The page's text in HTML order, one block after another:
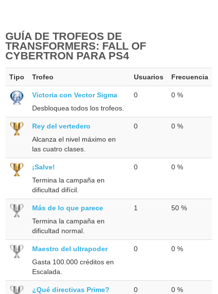
GUÍA DE TROFEOS DE
TRANSFORMERS: FALL OF
CYBERTRON PARA PS4
Tipo Trofeo Usuarios Frecuencia
Victoria con Vector Sigma
Desbloquea todos los trofeos.
0 0 %
Rey del vertedero
Alcanza el nivel máximo en
las cuatro clases.
0 0 %
¡Salve!
Termina la campaña en
dificultad difícil.
0 0 %
Más de lo que parece
Termina la campaña en
dificultad normal.
1 50 %
Maestro del ultrapoder
Gasta 100.000 créditos en
Escalada.
0 0 %
¿Qué directivas Prime?
0 0 %